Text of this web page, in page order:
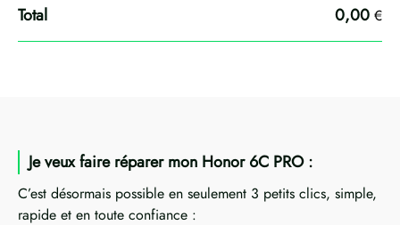
0,00 €
Je veux faire réparer mon Honor 6C PRO :
C’est désormais possible en seulement 3 petits clics, simple,
rapide et en toute confiance :